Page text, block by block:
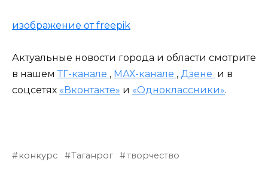
изображение от freepik
Актуальные новости города и области смотрите
в нашем ТГ-канале , МАХ-канале , Дзене и в
соцсетях «Вконтакте» и «Одноклассники».
конкурс Таганрог творчество